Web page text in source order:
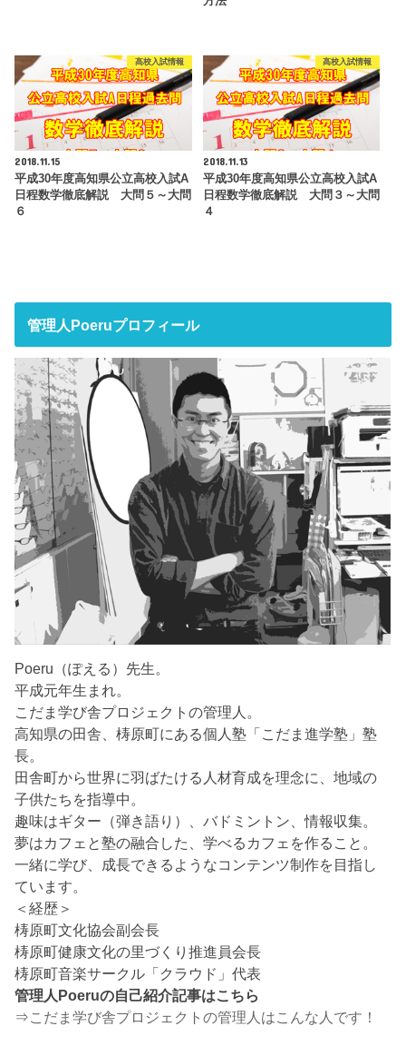
高校入試情報
2018.11.15
平成30年度高知県公立高校入試A
日程数学徹底解説 大問５～大問
６
高校入試情報
2018.11.13
平成30年度高知県公立高校入試A
日程数学徹底解説 大問３～大問
４
管理人Poeruプロフィール
Poeru（ぽえる）先生。
平成元年生まれ。
こだま学び舎プロジェクトの管理人。
高知県の田舎、梼原町にある個人塾「こだま進学塾」塾
長。
田舎町から世界に羽ばたける人材育成を理念に、地域の
子供たちを指導中。
趣味はギター（弾き語り）、バドミントン、情報収集。
夢はカフェと塾の融合した、学べるカフェを作ること。
一緒に学び、成長できるようなコンテンツ制作を目指し
ています。
＜経歴＞
梼原町文化協会副会長
梼原町健康文化の里づくり推進員会長
梼原町音楽サークル「クラウド」代表
管理人Poeruの自己紹介記事はこちら
⇒ こだま学び舎プロジェクトの管理人はこんな人です！